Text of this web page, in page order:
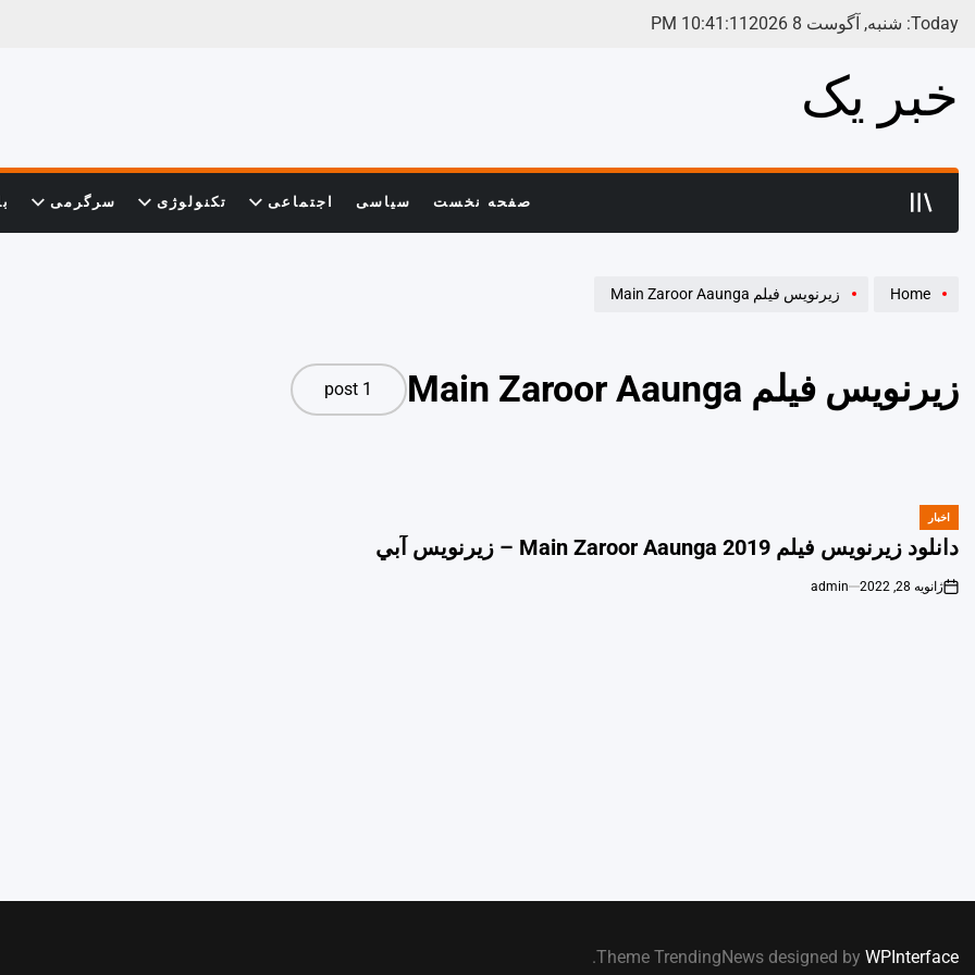
Today: شنبه, آگوست 8 2026 10:41 :11
PM
خبر یک
صفحه نخست سیاسی اجتماعی تکنولوژی سرگرمی
Home زیرنویس فیلم Main Zaroor Aaunga
زیرنویس فیلم Main Zaroor Aaunga 1 post
POSTED
اخبار
دانلود زیرنویس فیلم Main Zaroor Aaunga 2019 – زيرنويس آبي
on
ژانویه 28, 2022 admin
Theme TrendingNews designed by WPInterface
.